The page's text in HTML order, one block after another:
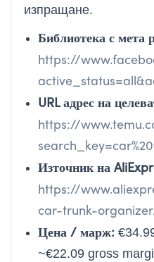
изпращане.
Библиотека с мета
https://
URL адрес на
https://
Източник на
https://
car-trunk-
Цена / марж:
~€22.09 gross